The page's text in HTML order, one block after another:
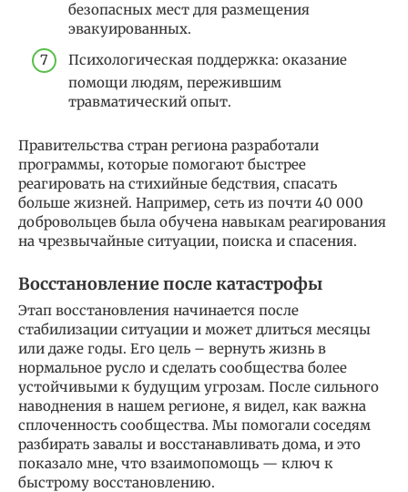
безопасных мест для размещения
эвакуированных.
Психологическая поддержка: оказание
помощи людям, пережившим
травматический опыт.
Правительства стран региона разработали
программы, которые помогают быстрее
реагировать на стихийные бедствия, спасать
больше жизней. Например, сеть из почти 40 000
добровольцев была обучена навыкам реагирования
на чрезвычайные ситуации, поиска и спасения.
Восстановление после катастрофы
Этап восстановления начинается после
стабилизации ситуации и может длиться месяцы
или даже годы. Его цель – вернуть жизнь в
нормальное русло и сделать сообщества более
устойчивыми к будущим угрозам. После сильного
наводнения в нашем регионе, я видел, как важна
сплоченность сообщества. Мы помогали соседям
разбирать завалы и восстанавливать дома, и это
показало мне, что взаимопомощь — ключ к
быстрому восстановлению.